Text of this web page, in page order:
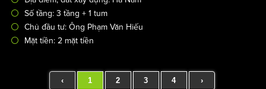
Số tầng: 3 tầng + 1 tum
Chủ đầu tư: Ông Phạm Văn Hiếu
Mặt tiền: 2 mặt tiền
‹ 1 2 3 4 ›